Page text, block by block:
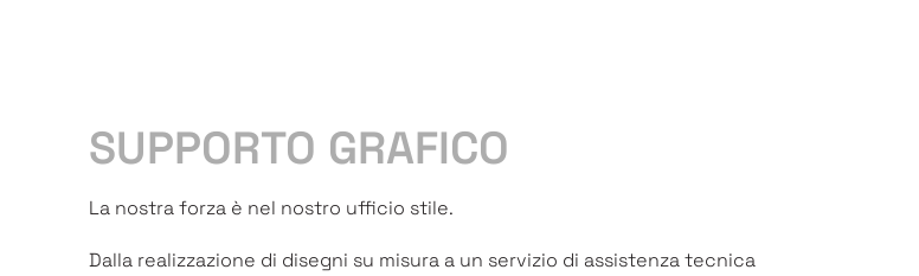
SUPPORTO GRAFICO
La nostra forza è nel nostro ufficio stile.
Dalla realizzazione di disegni su misura a un servizio di assistenza tecnica